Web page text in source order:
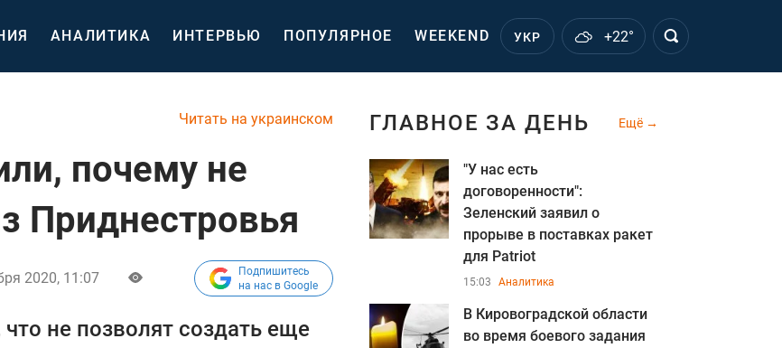
АНАЛИТИКА ИНТЕРВЬЮ ПОПУЛЯРНОЕ WEEKEND УКР +22°
Читать на украинском
почему не
Приднестровья
2020, 11:07
Подпишитесь
на нас в Google
не позволят создать еще
ГЛАВНОЕ ЗА ДЕНЬ Ещё
"У нас есть
договоренности":
Зеленский заявил о
прорыве в поставках ракет
для Patriot
15:03 Аналитика
В Кировоградской области
во время боевого задания